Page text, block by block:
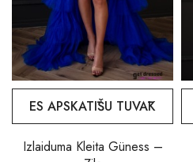
ES APSKATĪŠU TUVĀK
Izlaiduma Kleita Güness –